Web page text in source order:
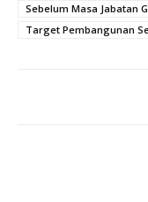
Sebelum Masa Jabatan
Target Pembangunan